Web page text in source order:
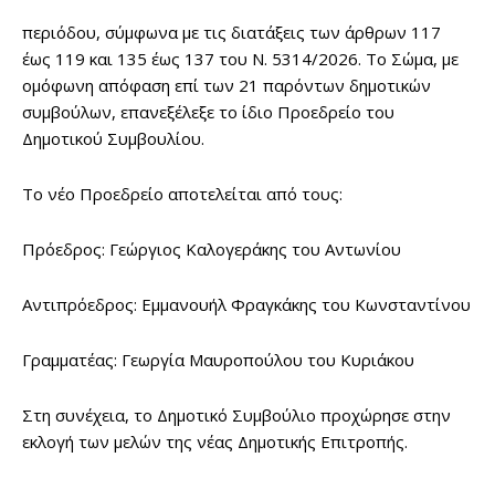
περιόδου, σύμφωνα με τις διατάξεις των άρθρων 117
έως 119 και 135 έως 137 του Ν. 5314/2026. Το Σώμα, με
ομόφωνη απόφαση επί των 21 παρόντων δημοτικών
συμβούλων, επανεξέλεξε το ίδιο Προεδρείο του
Δημοτικού Συμβουλίου.
Το νέο Προεδρείο αποτελείται από τους:
Πρόεδρος: Γεώργιος Καλογεράκης του Αντωνίου
Αντιπρόεδρος: Εμμανουήλ Φραγκάκης του Κωνσταντίνου
Γραμματέας: Γεωργία Μαυροπούλου του Κυριάκου
Στη συνέχεια, το Δημοτικό Συμβούλιο προχώρησε στην
εκλογή των μελών της νέας Δημοτικής Επιτροπής.